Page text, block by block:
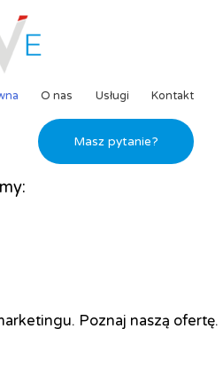
O nas Usługi Kontakt
Masz pytanie?
Poznaj naszą ofertę.